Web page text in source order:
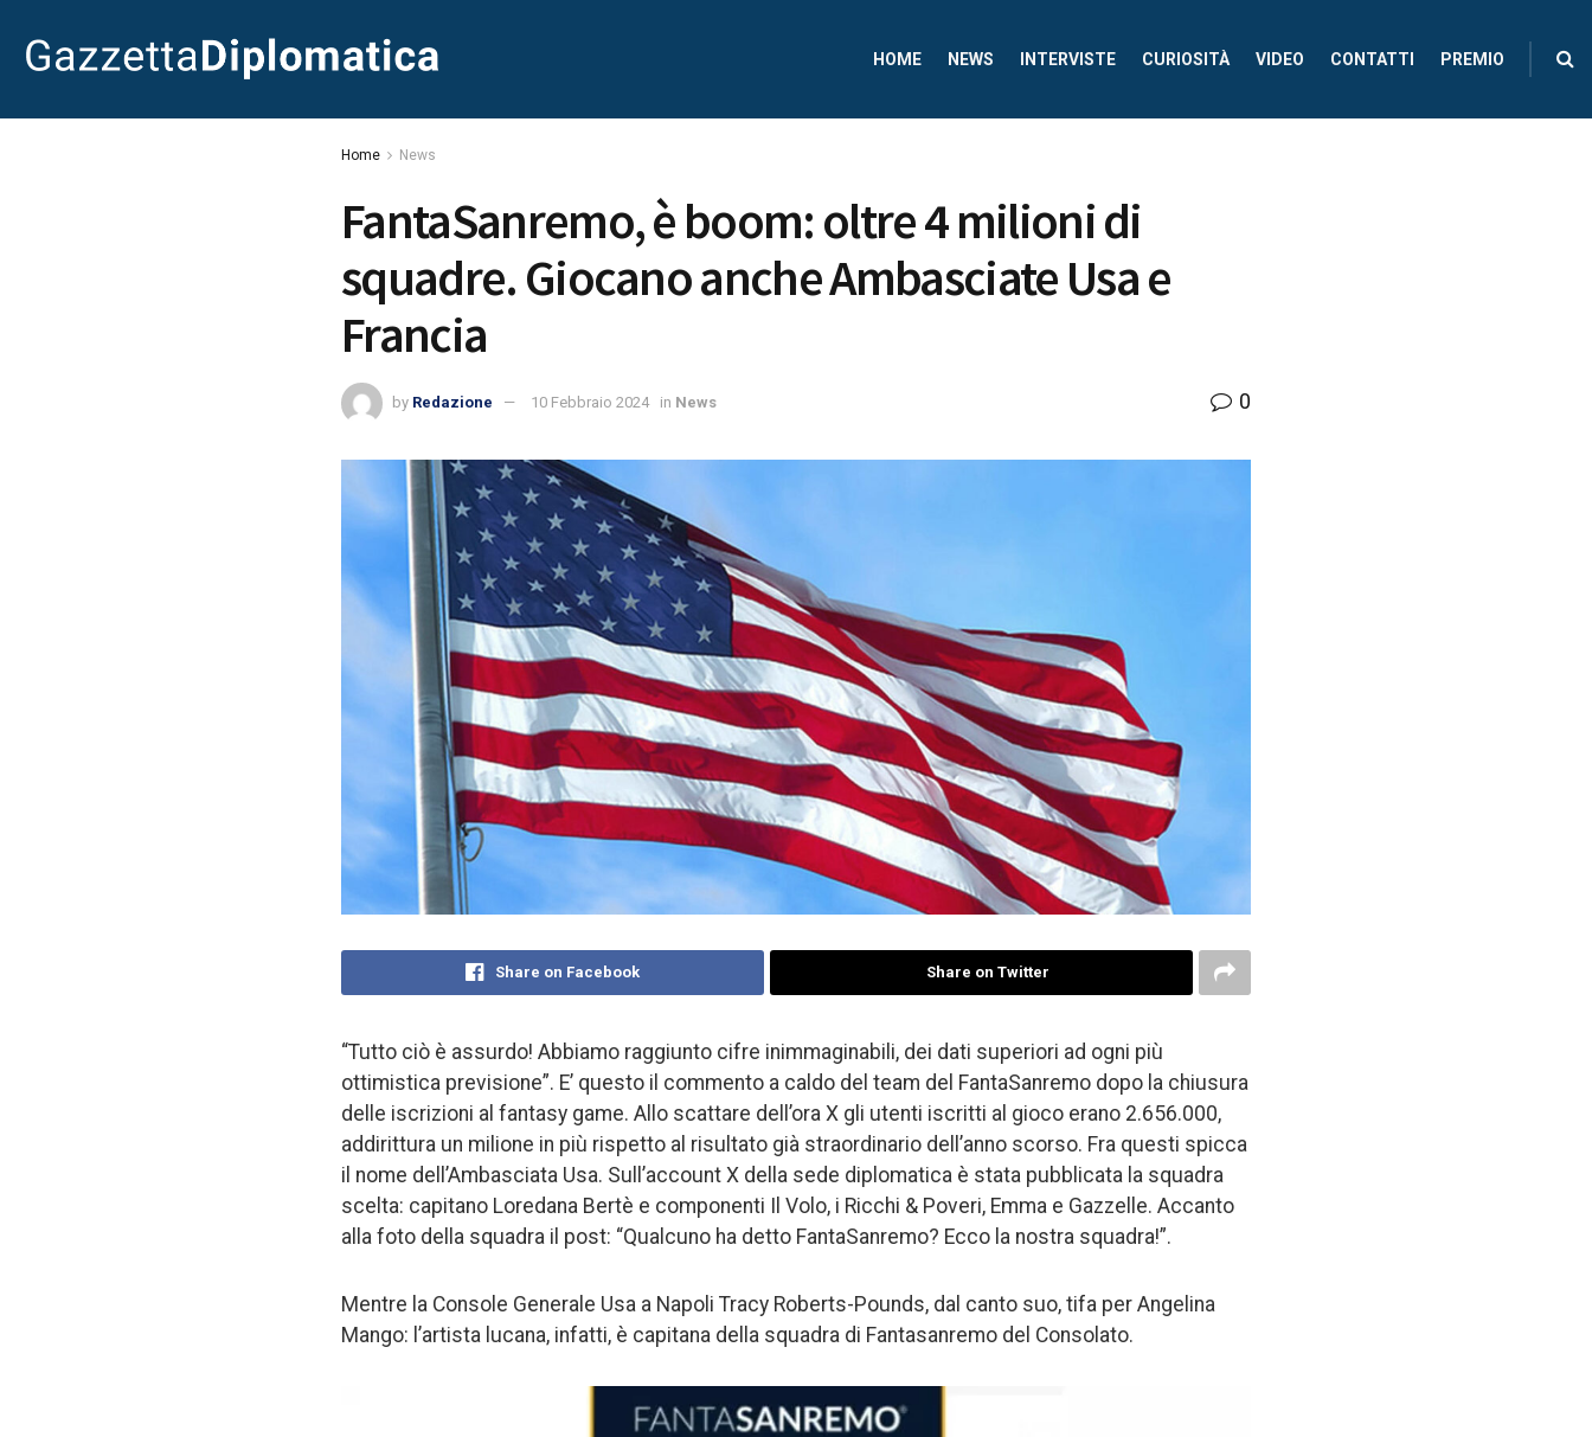
HOME NEWS INTERVISTE CURIOSITÀ VIDEO CONTATTI PREMIO
Home News
FantaSanremo, è boom: oltre 4 milioni di
squadre. Giocano anche Ambasciate Usa e
Francia
by Redazione 10 Febbraio 2024 in News 0
Share on Facebook Share on Twitter
“Tutto ciò è assurdo! Abbiamo raggiunto cifre inimmaginabili, dei dati superiori ad ogni più
ottimistica previsione”. E’ questo il commento a caldo del team del FantaSanremo dopo la chiusura
delle iscrizioni al fantasy game. Allo scattare dell’ora X gli utenti iscritti al gioco erano 2.656.000,
addirittura un milione in più rispetto al risultato già straordinario dell’anno scorso. Fra questi spicca
il nome dell’Ambasciata Usa. Sull’account X della sede diplomatica è stata pubblicata la squadra
scelta: capitano Loredana Bertè e componenti Il Volo, i Ricchi & Poveri, Emma e Gazzelle. Accanto
alla foto della squadra il post: “Qualcuno ha detto FantaSanremo? Ecco la nostra squadra!”.
Mentre la Console Generale Usa a Napoli Tracy Roberts-Pounds, dal canto suo, tifa per Angelina
Mango: l’artista lucana, infatti, è capitana della squadra di Fantasanremo del Consolato.